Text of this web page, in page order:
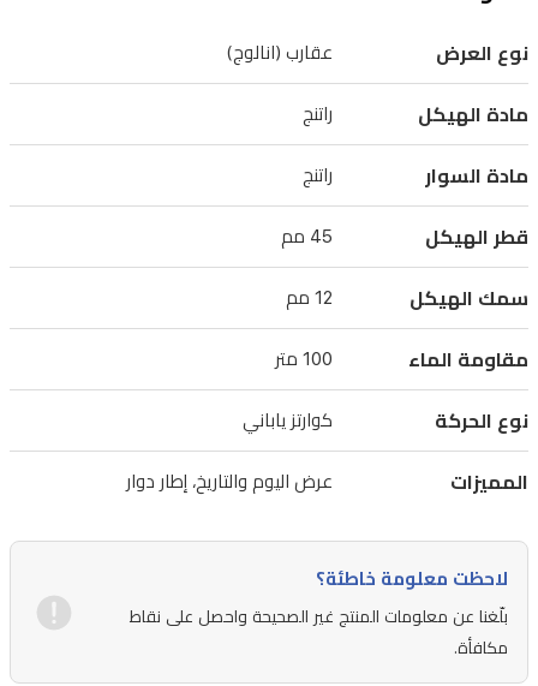
وتوفر
حتى
عمق
100
متر،
مما
يجعلها
مناسبة
المائية.
الساعة
نافذة
لعرض
اليوم
نوع العرض عقارب (انالوج)
مادة الهيكل راتنج
مادة السوار راتنج
قطر الهيكل 45 مم
سمك الهيكل 12 مم
مقاومة الماء 100 متر
نوع الحركة كوارتز ياباني
المميزات عرض اليوم والتاريخ، إطار دوار
لاحظت معلومة خاطئة؟
بلّغنا عن معلومات المنتج غير الصحيحة واحصل على نقاط
مكافأة.